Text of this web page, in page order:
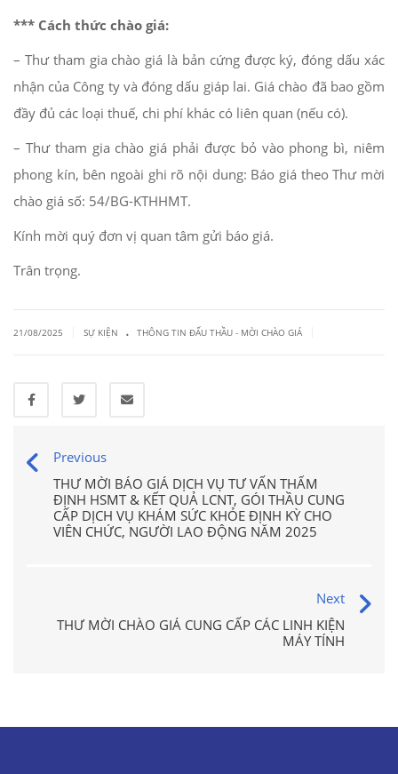
*** Cách thức chào giá:
– Thư tham gia chào giá là bản cứng được ký, đóng dấu xác
nhận của Công ty và đóng dấu giáp lai. Giá chào đã bao gồm
đầy đủ các loại thuế, chi phí khác có liên quan (nếu có).
– Thư tham gia chào giá phải được bỏ vào phong bì, niêm
phong kín, bên ngoài ghi rõ nội dung: Báo giá theo Thư mời
chào giá số: 54/BG-KTHHMT.
Kính mời quý đơn vị quan tâm gửi báo giá.
Trân trọng.
21/08/2025 SỰ KIỆN . THÔNG TIN ĐẤU THẦU - MỜI CHÀO GIÁ
Previous
THƯ MỜI BÁO GIÁ DỊCH VỤ TƯ VẤN THẨM
ĐỊNH HSMT & KẾT QUẢ LCNT, GÓI THẦU CUNG
CẤP DỊCH VỤ KHÁM SỨC KHỎE ĐỊNH KỲ CHO
VIÊN CHỨC, NGƯỜI LAO ĐỘNG NĂM 2025
Next
THƯ MỜI CHÀO GIÁ CUNG CẤP CÁC LINH KIỆN
MÁY TÍNH